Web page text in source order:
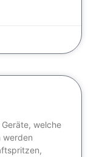
welche
werden